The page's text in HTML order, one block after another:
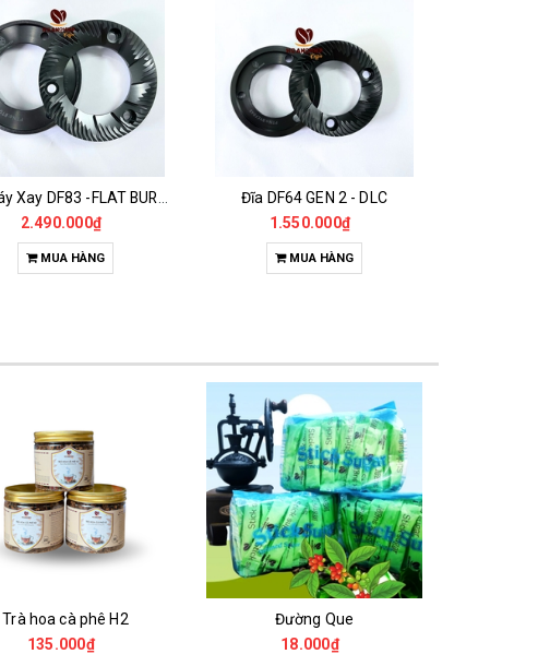
2.490.000₫
MUA HÀNG
Đĩa DF64 GEN 2 - DLC
1.550.000₫
MUA HÀNG
Trà hoa cà phê H2
135.000₫
Đường Que
18.000₫